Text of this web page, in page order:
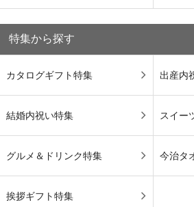
特集から探す
カタログギフト特集 出産内
結婚内祝い特集 スイー
グルメ＆ドリンク特集 今治タ
挨拶ギフト特集